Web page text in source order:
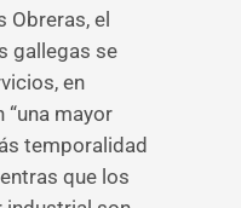
el
gallegas se
en
“una mayor
temporalidad
que los